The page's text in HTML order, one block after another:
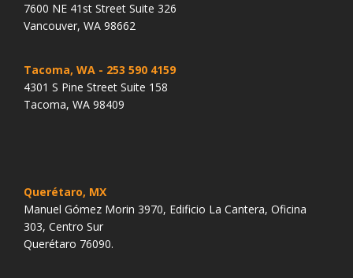
7600 NE 41st Street Suite 326
Vancouver, WA 98662
Tacoma, WA - 253 590 4159
4301 S Pine Street Suite 158
Tacoma, WA 98409
Querétaro, MX
Manuel Gómez Morin 3970, Edificio La Cantera, Oficina
303, Centro Sur
Querétaro 76090.